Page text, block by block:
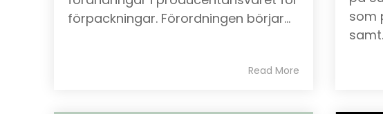
förpackningar. Förordningen börjar...
Read More
som